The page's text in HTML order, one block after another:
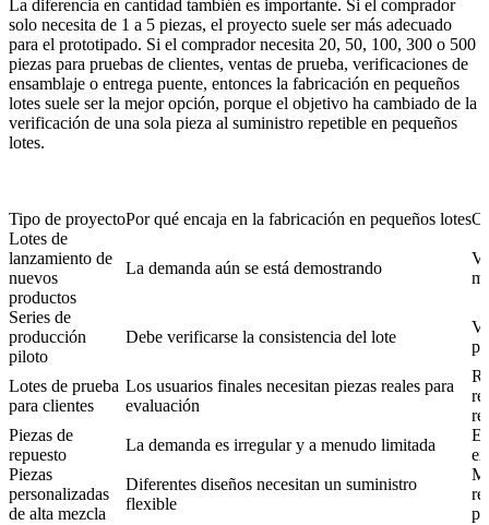
La diferencia en cantidad también es importante. Si el comprador
solo necesita de 1 a 5 piezas, el proyecto suele ser más adecuado
para el prototipado. Si el comprador necesita 20, 50, 100, 300 o 500
piezas para pruebas de clientes, ventas de prueba, verificaciones de
ensamblaje o entrega puente, entonces la fabricación en pequeños
lotes suele ser la mejor opción, porque el objetivo ha cambiado de la
verificación de una sola pieza al suministro repetible en pequeños
lotes.
Tipo de proyectoPor qué encaja en la fabricación en pequeños lotes
Lotes de
lanzamiento de
nuevos
productos
La demanda aún se está demostrando
Series de
producción
piloto
Debe verificarse la consistencia del lote
Lotes de prueba
para clientes
Los usuarios finales necesitan piezas reales para
evaluación
Piezas de
repuesto
La demanda es irregular y a menudo limitada
Piezas
personalizadas
de alta mezcla
Diferentes diseños necesitan un suministro
flexible